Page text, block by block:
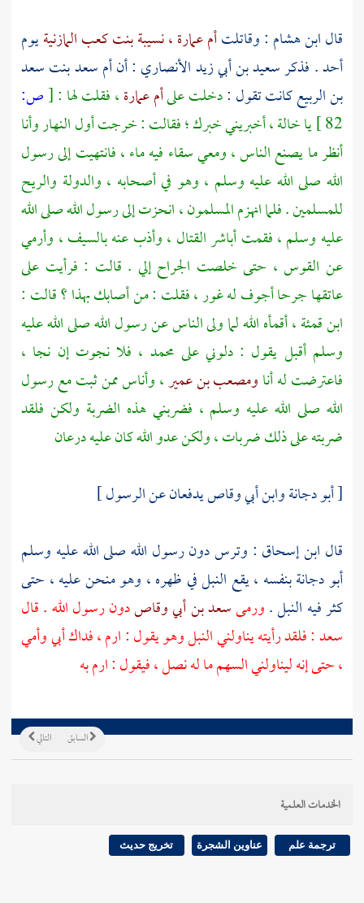
قالابن هشام : وقاتلتأم عمارة ، نسيبة بنت كعب المازنيةيوم
أحد. فذكرسعيد بن أبي زيد الأنصاري : أنأم سعد بنت سعد
بن الربيعكانت تقول :دخلت علىأم عمارة، فقلت لها :[ص:
82 ] يا خالة ، أخبريني خبرك ؛ فقالت : خرجت أول النهار وأنا
أنظر ما يصنع الناس ، ومعي سقاء فيه ماء ، فانتهيت إلى رسول
الله صلى الله عليه وسلم ، وهو في أصحابه ، والدولة والريح
للمسلمين . فلما انهزم المسلمون ، انحزت إلى رسول الله صلى الله
عليه وسلم ، فقمت أباشر القتال ، وأذب عنه بالسيف ، وأرمي
عن القوس ، حتى خلصت الجراح إلي . قالت : فرأيت على
عاتقها جرحا أجوف له غور ، فقلت : من أصابك بهذا ؟ قالت :
ابن قمئة، أقمأه الله لما ولى الناس عن رسول الله صلى الله عليه
وسلم أقبل يقول : دلوني على محمد ، فلا نجوت إن نجا ،
فاعترضت له أناومصعب بن عمير، وأناس ممن ثبت مع رسول
الله صلى الله عليه وسلم ، فضربني هذه الضربة ولكن فلقد
ضربته على ذلك ضربات ، ولكن عدو الله كان عليه درعان
[ أبو دجانة وابن أبي وقاص يدفعان عن الرسول ]
قال ابن إسحاق : وترس دون رسول الله صلى الله عليه وسلم
أبو دجانةبنفسه ، يقع النبل في ظهره ، وهو منحن عليه ، حتى
كثر فيه النبل .ورمىسعد بن أبي وقاصدون رسول الله . قال
سعد: فلقد رأيته يناولني النبل وهو يقول : ارم ، فداك أبي وأمي
، حتى إنه ليناولني السهم ما له نصل ، فيقول : ارم به
التالي السابق
الخدمات العلمية
ترجمة علم عناوين الشجرة تخريج حديث